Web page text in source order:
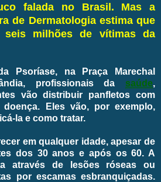
falada no Brasil. Mas a
de Dermatologia estima que
seis milhões de vítimas da
Psoríase, na Praça Marechal
profissionais da saúde,
vão distribuir panfletos com
Eles vão, por exemplo,
la e como tratar.
em qualquer idade, apesar de
dos 30 anos e após os 60. A
através de lesões róseas ou
por escamas esbranquiçadas.